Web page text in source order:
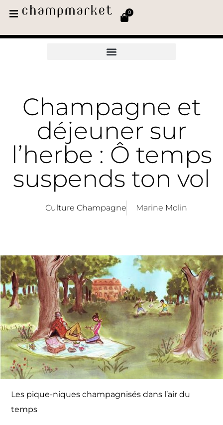
0
Champagne et
déjeuner sur
l’herbe : Ô temps
suspends ton vol
Culture Champagne Marine Molin
Les pique-niques champagnisés dans l’air du
temps